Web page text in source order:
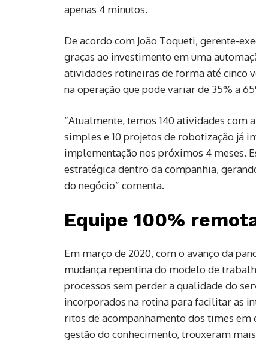
apenas 4 minutos.
De acordo com João Toqueti, gerente-
graças ao investimento em uma
atividades rotineiras de forma até cinco
na operação que pode variar de 35% a
“Atualmente, temos 140 atividades com
simples e 10 projetos de robotização já
implementação nos próximos 4 meses.
estratégica dentro da companhia,
do negócio” comenta.
Equipe 100%
Em março de 2020, com o avanço da
mudança repentina do modelo de
processos sem perder a qualidade do
incorporados na rotina para facilitar as
ritos de acompanhamento dos times em
gestão do conhecimento, trouxeram